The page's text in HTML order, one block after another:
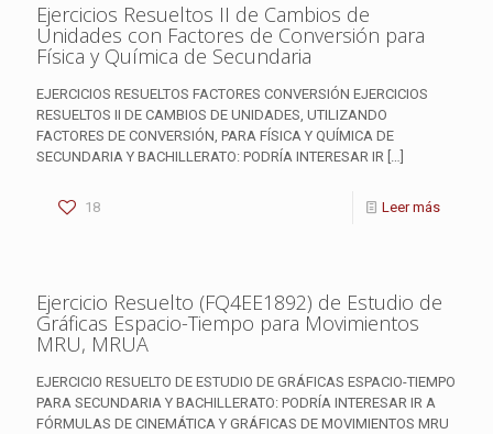
Ejercicios Resueltos II de Cambios de
Unidades con Factores de Conversión para
Física y Química de Secundaria
EJERCICIOS RESUELTOS FACTORES CONVERSIÓN EJERCICIOS
RESUELTOS II DE CAMBIOS DE UNIDADES, UTILIZANDO
FACTORES DE CONVERSIÓN, PARA FÍSICA Y QUÍMICA DE
SECUNDARIA Y BACHILLERATO: PODRÍA INTERESAR IR […]
18 Leer más
Ejercicio Resuelto (FQ4EE1892) de Estudio de
Gráficas Espacio-Tiempo para Movimientos
MRU, MRUA
EJERCICIO RESUELTO DE ESTUDIO DE GRÁFICAS ESPACIO-TIEMPO
PARA SECUNDARIA Y BACHILLERATO: PODRÍA INTERESAR IR A
FÓRMULAS DE CINEMÁTICA Y GRÁFICAS DE MOVIMIENTOS MRU